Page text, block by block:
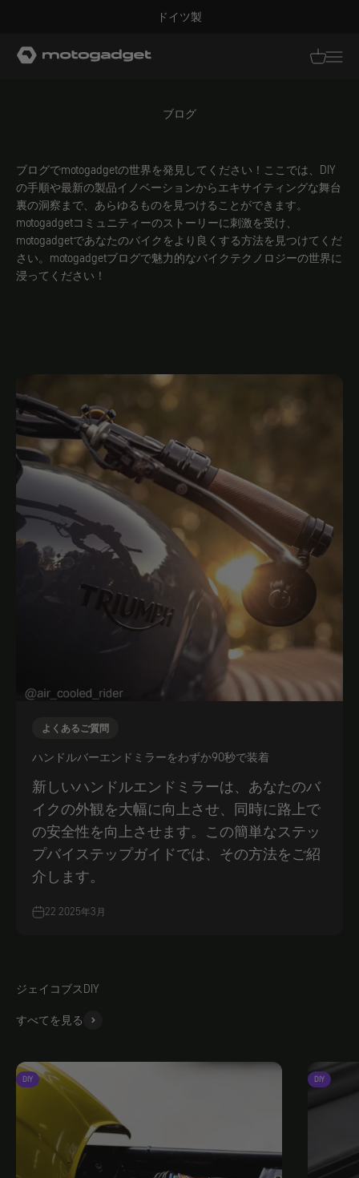
ドイツ製
翻訳
モトガジェット社 翻訳があ
ブログ
ブログでmotogadgetの世界を発見してください！ここでは、DIY
の手順や最新の製品イノベーションからエキサイティングな舞台
裏の洞察まで、あらゆるものを見つけることができます。
motogadgetコミュニティーのストーリーに刺激を受け、
motogadgetであなたのバイクをより良くする方法を見つけてくだ
さい。motogadgetブログで魅力的なバイクテクノロジーの世界に
浸ってください！
よくあるご質問
ハンドルバーエンドミラーをわずか90秒で装着
新しいハンドルエンドミラーは、あなたのバ
イクの外観を大幅に向上させ、同時に路上で
の安全性を向上させます。この簡単なステッ
プバイステップガイドでは、その方法をご紹
介します。
22 2025年3月
ジェイコブスDIY
すべてを見る
DIY DIY